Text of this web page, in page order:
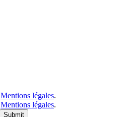
Mentions légales.
Mentions légales.
Submit